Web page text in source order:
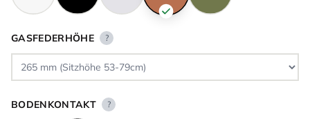
GASFEDERHÖHE ?
BODENKONTAKT ?